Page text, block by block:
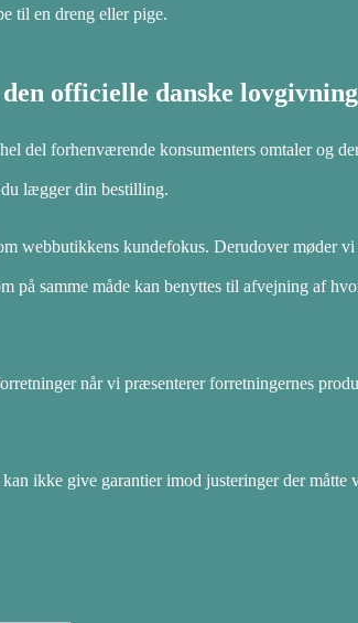
til en dreng eller pige.
officielle danske lovgivning
del forhenværende konsumenters omtaler og
lægger din bestilling.
webbutikkens kundefokus. Derudover møder vi
på samme måde kan benyttes til afvejning af
når vi præsenterer forretningernes
ikke give garantier imod justeringer der måtte